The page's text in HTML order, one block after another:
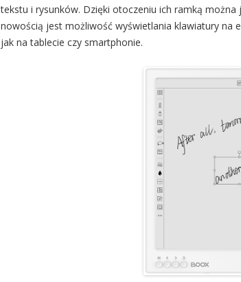
tekstu i rysunków. Dzięki otoczeniu ich ramką można
nowością jest możliwość wyświetlania klawiatury na
jak na tablecie czy smartphonie.